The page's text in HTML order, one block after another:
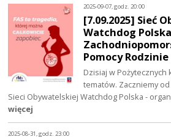
2025-09-07, godz. 20:00
[7.09.2025] Sieć
Watchdog
Pomocy Rodzinie
Dzisiaj w Pożytecznych
tematów. Zaczniemy
Sieci Obywatelskiej Watchdog Polska -
więcej
2025-08-31, godz. 23:00